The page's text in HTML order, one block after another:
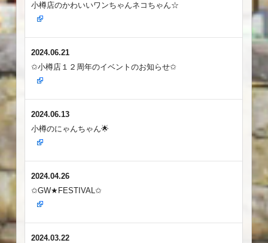
小樽店のかわいいワンちゃんネコちゃん☆
2024.06.21
✩小樽店１２周年のイベントのお知らせ✩
2024.06.13
小樽のにゃんちゃん🌟
2024.04.26
✩GW★FESTIVAL✩
2024.03.22